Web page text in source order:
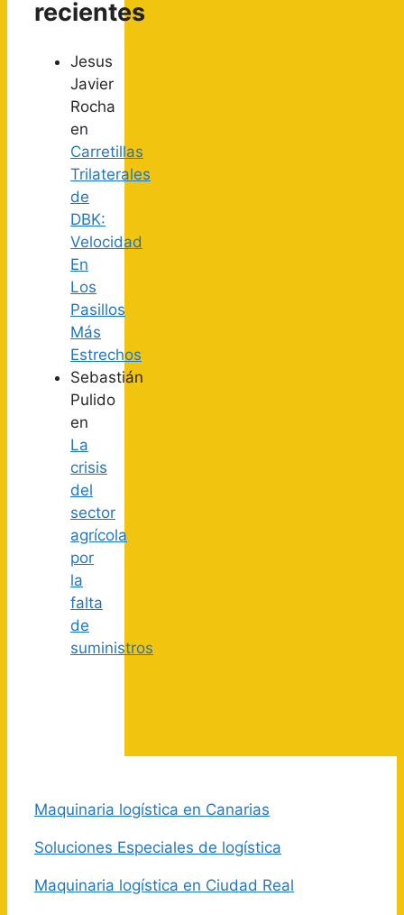
recientes
Jesus
Javier
Rocha
en
Carretillas
Trilaterales
de
DBK:
Velocidad
En
Los
Pasillos
Más
Estrechos
Sebastián
Pulido
en
La
crisis
del
sector
agrícola
por
la
falta
de
suministros
Maquinaria logística en Canarias
Soluciones Especiales de logística
Maquinaria logística en Ciudad Real